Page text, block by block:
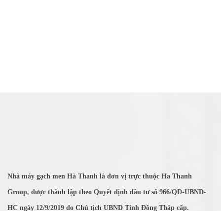
Nhà máy gạch men Hà Thanh là đơn vị trực thuộc Ha Thanh
Group, được thành lập theo Quyết định đầu tư số 966/QĐ-UBND-
HC ngày 12/9/2019 do Chủ tịch UBND Tỉnh Đồng Tháp cấp.